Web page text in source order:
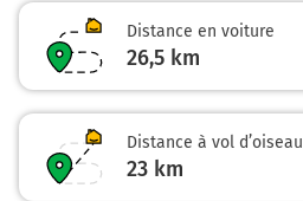
Distance en voiture
26,5 km
Distance à vol d’oiseau
23 km